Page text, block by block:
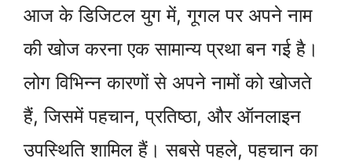
आज के डिजिटल युग में, गूगल पर अपने नाम
की खोज करना एक सामान्य प्रथा बन गई है।
लोग विभिन्न कारणों से अपने नामों को खोजते
हैं, जिसमें पहचान, प्रतिष्ठा, और ऑनलाइन
उपस्थिति शामिल हैं। सबसे पहले, पहचान का